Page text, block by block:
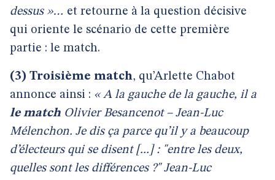
dessus »… et retourne à la question décisive
qui oriente le scénario de cette première
partie : le match.
(3) Troisième match, qu’Arlette Chabot
annonce ainsi : « A la gauche de la gauche, il a
le match Olivier Besancenot – Jean-Luc
Mélenchon. Je dis ça parce qu’il y a beaucoup
d’électeurs qui se disent [...] : "entre les deux,
quelles sont les différences ?" Jean-Luc